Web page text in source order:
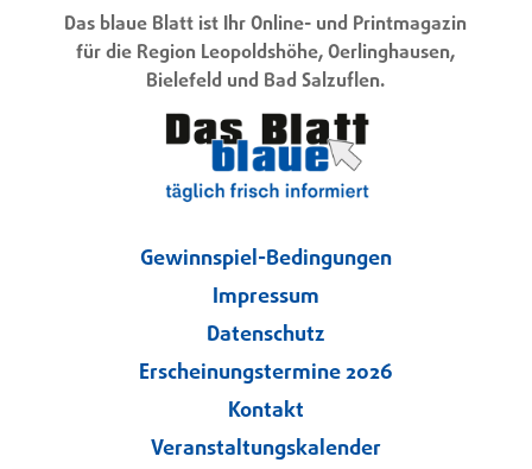
Das blaue Blatt ist Ihr Online- und Printmagazin
für die Region Leopoldshöhe, Oerlinghausen,
Bielefeld und Bad Salzuflen.
Gewinnspiel-Bedingungen
Impressum
Datenschutz
Erscheinungstermine 2026
Kontakt
Veranstaltungskalender